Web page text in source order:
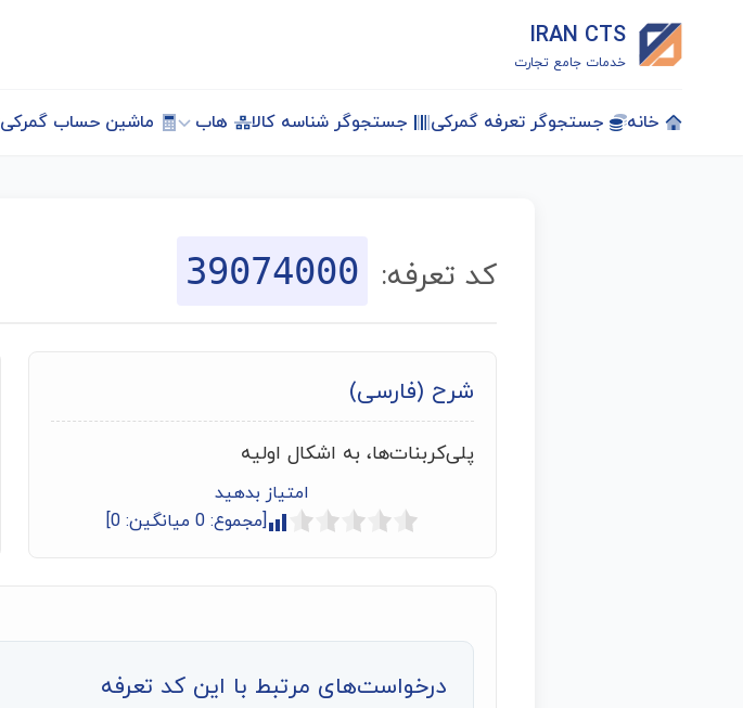
IRAN CTS
خدمات جامع تجارت
خانه جستجوگر تعرفه گمرکی جستجوگر شناسه کالا هاب ماشین حساب گمرکی
کد تعرفه: 39074000
شرح (فارسی)
پلی‌کربنات‌ها، به اشکال اولیه
امتیاز بدهید
[مجموع:0 میانگین:0
]
درخواست‌های مرتبط با این کد تعرفه